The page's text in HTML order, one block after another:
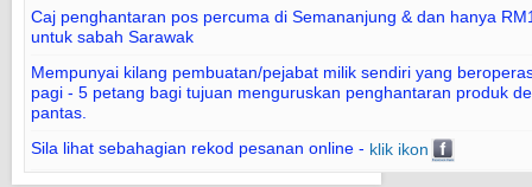
Caj penghantaran pos percuma di Semananjung & dan hanya
untuk sabah Sarawak
Mempunyai kilang pembuatan/pejabat milik sendiri yang
pagi - 5 petang bagi tujuan menguruskan penghantaran produk
pantas.
Sila lihat sebahagian rekod pesanan online - klik ikon